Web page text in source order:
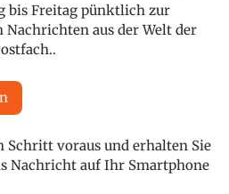
bis Freitag pünktlich zur
Nachrichten aus der Welt der
Schritt voraus und erhalten Sie
Nachricht auf Ihr Smartphone